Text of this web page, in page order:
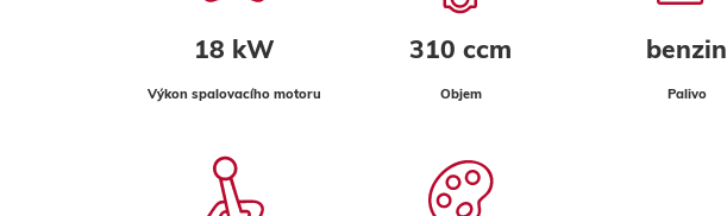
18 kW
Výkon spalovacího motoru
310 ccm
Objem
benzin
Palivo